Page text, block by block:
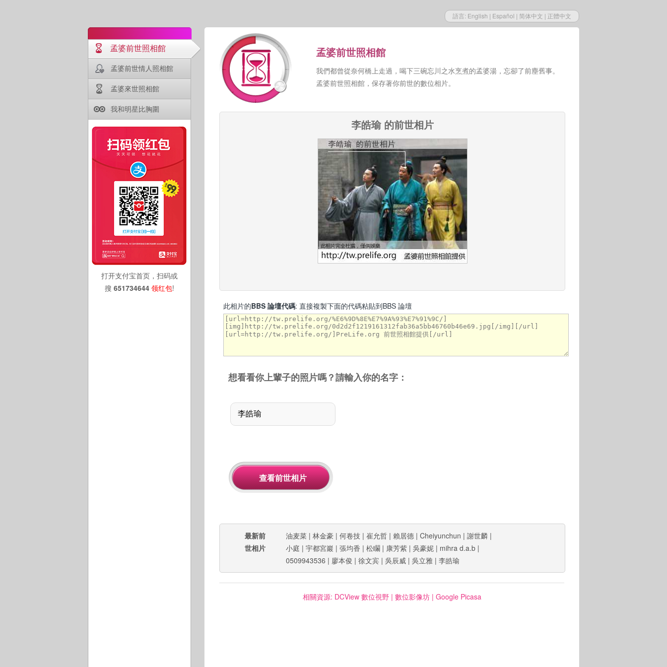
語言: English | Español | 简体中文 | 正體中文
孟婆前世照相館
孟婆前世情人照相館
孟婆來世照相館
我和明星比胸圍
打开支付宝首页，扫码或
搜 651734644 领红包!
孟婆前世照相館
我們都曾從奈何橋上走過，喝下三碗忘川之水烹煮的孟婆湯，忘卻了前塵舊事。
孟婆前世照相館，保存著你前世的數位相片。
李皓瑜 的前世相片
此相片的BBS 論壇代碼: 直接複製下面的代碼粘貼到BBS 論壇
想看看你上輩子的照片嗎？請輸入你的名字：
最新前
世相片
油麦菜 | 林金豪 | 何卷技 | 崔允哲 | 賴居德 | Cheiyunchun | 謝世麟 |
小庭 | 宇都宮巖 | 張均香 | 松矙 | 康芳紫 | 吳豪妮 | mihra d.a.b |
0509943536 | 廖本俊 | 徐文宾 | 吳辰威 | 吳立雅 | 李皓瑜
相關資源: DCView 數位視野| 數位影像坊| Google Picasa